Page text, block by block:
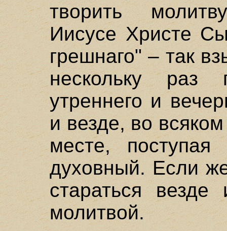
творить
Иисусе Христе
грешнаго" – так
нескольку раз
утреннего и
и везде, во
месте,
духовный. Если
стараться
молитвой.